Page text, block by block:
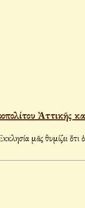
μᾶς θυμίζει